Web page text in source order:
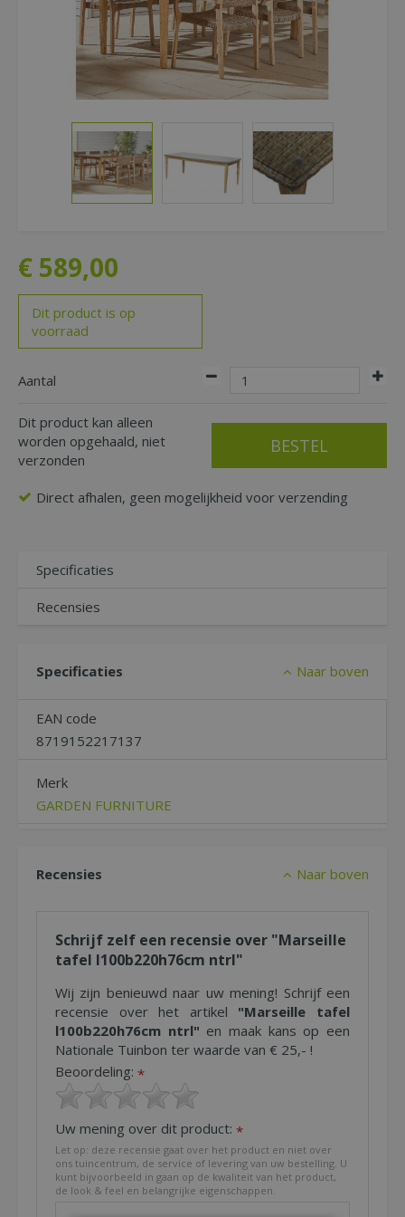
€ 589,00
Dit product is op
voorraad
Aantal
Dit product kan alleen
worden opgehaald, niet
verzonden
Direct afhalen, geen mogelijkheid voor verzending
Specificaties
Recensies
Specificaties Naar boven
EAN code
8719152217137
Merk
GARDEN FURNITURE
Recensies Naar boven
Schrijf zelf een recensie over "Marseille
tafel l100b220h76cm ntrl"
Wij zijn benieuwd naar uw mening! Schrijf een
recensie over het artikel "Marseille tafel
l100b220h76cm ntrl" en maak kans op een
Nationale Tuinbon ter waarde van € 25,- !
Beoordeling: *
Uw mening over dit product: *
Let op: deze recensie gaat over het product en niet over
ons tuincentrum, de service of levering van uw bestelling. U
kunt bijvoorbeeld in gaan op de kwaliteit van het product,
de look & feel en belangrijke eigenschappen.